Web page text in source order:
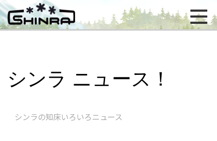
シンラ ニュース！
シンラの知床いろいろニュース